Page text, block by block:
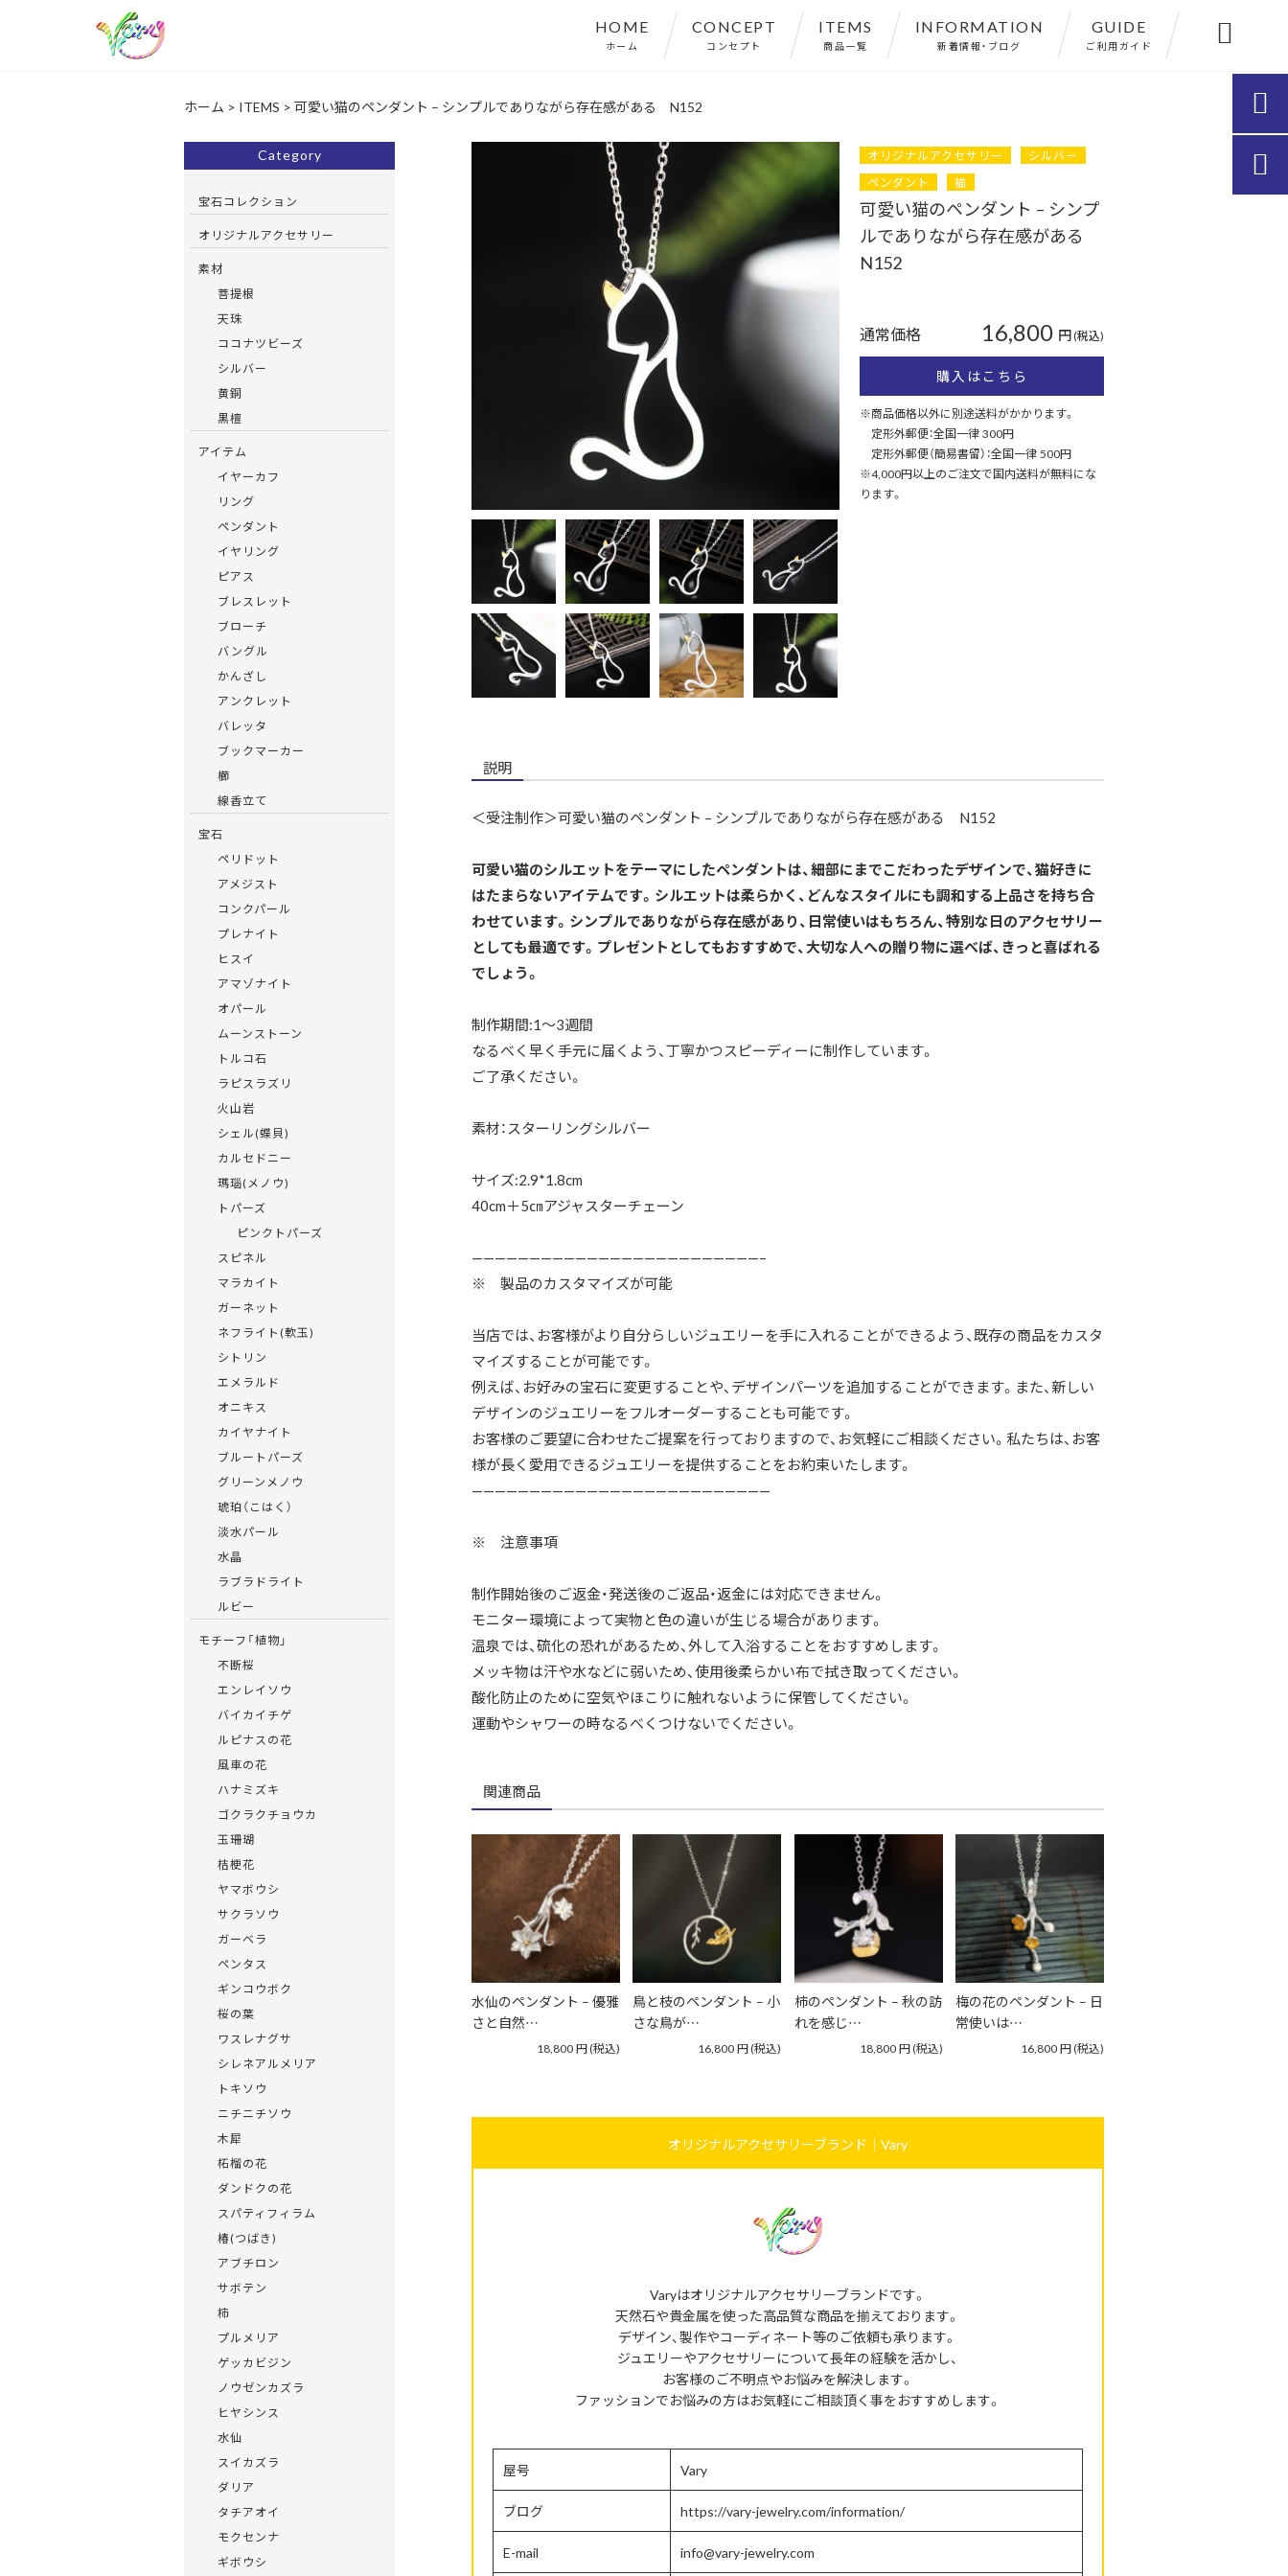
HOME
ホーム
CONCEPT
コンセプト
ITEMS
商品一覧
INFORMATION
新着情報・ブログ
GUIDE
ご利用ガイド 
ホーム > ITEMS > 可愛い猫のペンダント – シンプルでありながら存在感がある N152
オリジナルアクセサリー
シルバー
ペンダント
猫
可愛い猫のペンダント – シンプ
ルでありながら存在感がある
N152
通常価格 16,800 円(税込)
購入はこちら
※商品価格以外に別途送料がかかります。
定形外郵便：全国一律 300円
定形外郵便（簡易書留）：全国一律 500円
※4,000円以上のご注文で国内送料が無料にな
ります。
説明
＜受注制作＞可愛い猫のペンダント – シンプルでありながら存在感がある N152
可愛い猫のシルエットをテーマにしたペンダントは、細部にまでこだわったデザインで、猫好きに
はたまらないアイテムです。シルエットは柔らかく、どんなスタイルにも調和する上品さを持ち合
わせています。シンプルでありながら存在感があり、日常使いはもちろん、特別な日のアクセサリー
としても最適です。プレゼントとしてもおすすめで、大切な人への贈り物に選べば、きっと喜ばれる
でしょう。
制作期間:1〜3週間
なるべく早く手元に届くよう、丁寧かつスピーディーに制作しています。
ご了承ください。
素材：スターリングシルバー
サイズ:2.9*1.8cm
40cm＋5㎝アジャスターチェーン
—————————————————————————–
※ 製品のカスタマイズが可能
当店では、お客様がより自分らしいジュエリーを手に入れることができるよう、既存の商品をカスタ
マイズすることが可能です。
例えば、お好みの宝石に変更することや、デザインパーツを追加することができます。また、新しい
デザインのジュエリーをフルオーダーすることも可能です。
お客様のご要望に合わせたご提案を行っておりますので、お気軽にご相談ください。私たちは、お客
様が長く愛用できるジュエリーを提供することをお約束いたします。
——————————————————————————
※ 注意事項
制作開始後のご返金・発送後のご返品・返金には対応できません。
モニター環境によって実物と色の違いが生じる場合があります。
温泉では、硫化の恐れがあるため、外して入浴することをおすすめします。
メッキ物は汗や水などに弱いため、使用後柔らかい布で拭き取ってください。
酸化防止のために空気やほこりに触れないように保管してください。
運動やシャワーの時なるべくつけないでください。
関連商品
水仙のペンダント – 優雅
さと自然…
18,800円(税込)
鳥と枝のペンダント – 小
さな鳥が…
16,800円(税込)
柿のペンダント – 秋の訪
れを感じ…
18,800円(税込)
梅の花のペンダント – 日
常使いは…
16,800円(税込)
オリジナルアクセサリーブランド｜Vary
Varyはオリジナルアクセサリーブランドです。
天然石や貴金属を使った高品質な商品を揃えております。
デザイン、製作やコーディネート等のご依頼も承ります。
ジュエリーやアクセサリーについて長年の経験を活かし、
お客様のご不明点やお悩みを解決します。
ファッションでお悩みの方はお気軽にご相談頂く事をおすすめします。
屋号 Vary
ブログ https://vary-jewelry.com/information/
E-mail info@vary-jewelry.com
Category
宝石コレクション
オリジナルアクセサリー
素材
菩提根
天珠
ココナツビーズ
シルバー
黄銅
黒檀
アイテム
イヤーカフ
リング
ペンダント
イヤリング
ピアス
ブレスレット
ブローチ
バングル
かんざし
アンクレット
バレッタ
ブックマーカー
櫛
線香立て
宝石
ペリドット
アメジスト
コンクパール
プレナイト
ヒスイ
アマゾナイト
オパール
ムーンストーン
トルコ石
ラピスラズリ
火山岩
シェル(蝶貝)
カルセドニー
瑪瑙(メノウ)
トパーズ
ピンクトパーズ
スピネル
マラカイト
ガーネット
ネフライト(軟玉)
シトリン
エメラルド
オニキス
カイヤナイト
ブルートパーズ
グリーンメノウ
琥珀（こはく）
淡水パール
水晶
ラブラドライト
ルビー
モチーフ「植物」
不断桜
エンレイソウ
バイカイチゲ
ルピナスの花
風車の花
ハナミズキ
ゴクラクチョウカ
玉珊瑚
桔梗花
ヤマボウシ
サクラソウ
ガーベラ
ペンタス
ギンコウボク
桜の葉
ワスレナグサ
シレネアルメリア
トキソウ
ニチニチソウ
木犀
柘榴の花
ダンドクの花
スパティフィラム
椿(つばき)
アブチロン
サボテン
柿
プルメリア
ゲッカビジン
ノウゼンカズラ
ヒヤシンス
水仙
スイカズラ
ダリア
タチアオイ
モクセンナ
ギボウシ

